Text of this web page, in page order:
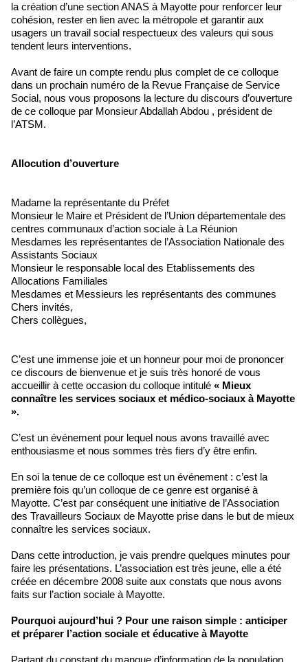
la création d’une section ANAS à Mayotte pour renforcer leur
cohésion, rester en lien avec la métropole et garantir aux
usagers un travail social respectueux des valeurs qui sous
tendent leurs interventions.
Avant de faire un compte rendu plus complet de ce colloque
dans un prochain numéro de la Revue Française de Service
Social, nous vous proposons la lecture du discours d’ouverture
de ce colloque par Monsieur Abdallah Abdou , président de
l’ATSM.
Allocution d’ouverture
Madame la représentante du Préfet
Monsieur le Maire et Président de l’Union départementale des
centres communaux d’action sociale à La Réunion
Mesdames les représentantes de l’Association Nationale des
Assistants Sociaux
Monsieur le responsable local des Etablissements des
Allocations Familiales
Mesdames et Messieurs les représentants des communes
Chers invités,
Chers collègues,
C’est une immense joie et un honneur pour moi de prononcer
ce discours de bienvenue et je suis très honoré de vous
accueillir à cette occasion du colloque intitulé « Mieux
connaître les services sociaux et médico-sociaux à Mayotte
».
C’est un événement pour lequel nous avons travaillé avec
enthousiasme et nous sommes très fiers d’y être enfin.
En soi la tenue de ce colloque est un événement : c’est la
première fois qu’un colloque de ce genre est organisé à
Mayotte. C’est par conséquent une initiative de l’Association
des Travailleurs Sociaux de Mayotte prise dans le but de mieux
connaître les services sociaux.
Dans cette introduction, je vais prendre quelques minutes pour
faire les présentations. L’association est très jeune, elle a été
créée en décembre 2008 suite aux constats que nous avons
faits sur l’action sociale à Mayotte.
Pourquoi aujourd’hui ? Pour une raison simple : anticiper
et préparer l’action sociale et éducative à Mayotte
Partant du constant du manque d’information de la population,